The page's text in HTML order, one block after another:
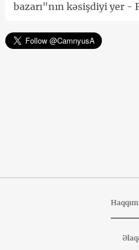
bazarı"nın kəsişdiyi yer -